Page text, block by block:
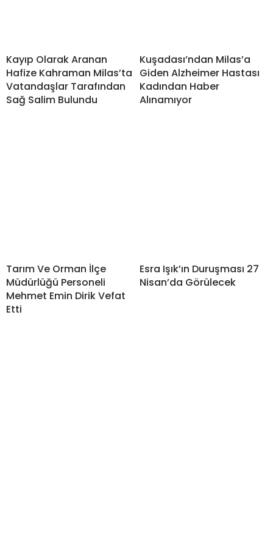
Kayıp Olarak Aranan
Hafize Kahraman Milas’ta
Vatandaşlar Tarafından
Sağ Salim Bulundu
Kuşadası’ndan Milas’a
Giden Alzheimer Hastası
Kadından Haber
Alınamıyor
Tarım Ve Orman İlçe
Müdürlüğü Personeli
Mehmet Emin Dirik Vefat
Etti
Esra Işık’ın Duruşması 27
Nisan’da Görülecek